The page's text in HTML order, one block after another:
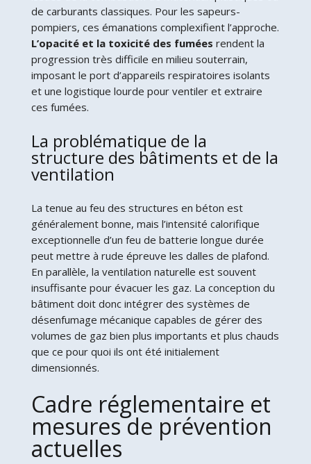
de carburants classiques. Pour les sapeurs-
pompiers, ces émanations complexifient l’approche.
L’opacité et la toxicité des fumées rendent la
progression très difficile en milieu souterrain,
imposant le port d’appareils respiratoires isolants
et une logistique lourde pour ventiler et extraire
ces fumées.
La problématique de la
structure des bâtiments et de la
ventilation
La tenue au feu des structures en béton est
généralement bonne, mais l’intensité calorifique
exceptionnelle d’un feu de batterie longue durée
peut mettre à rude épreuve les dalles de plafond.
En parallèle, la ventilation naturelle est souvent
insuffisante pour évacuer les gaz. La conception du
bâtiment doit donc intégrer des systèmes de
désenfumage mécanique capables de gérer des
volumes de gaz bien plus importants et plus chauds
que ce pour quoi ils ont été initialement
dimensionnés.
Cadre réglementaire et
mesures de prévention
actuelles